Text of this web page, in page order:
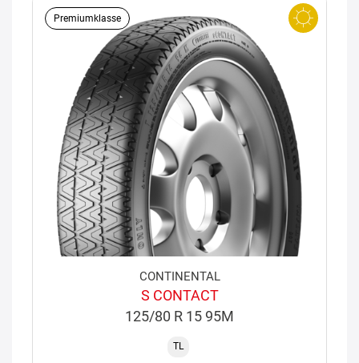
Premiumklasse
CONTINENTAL
S CONTACT
125/80 R 15 95M
TL